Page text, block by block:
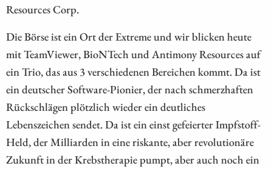
Resources Corp.
Die Börse ist ein Ort der Extreme und wir blicken heute
mit TeamViewer, BioNTech und Antimony Resources auf
ein Trio, das aus 3 verschiedenen Bereichen kommt. Da ist
ein deutscher Software-Pionier, der nach schmerzhaften
Rückschlägen plötzlich wieder ein deutliches
Lebenszeichen sendet. Da ist ein einst gefeierter Impfstoff-
Held, der Milliarden in eine riskante, aber revolutionäre
Zukunft in der Krebstherapie pumpt, aber auch noch ein